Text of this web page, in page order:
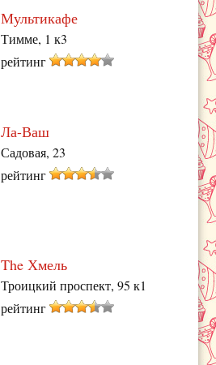
Мультикафе
Тимме, 1 к3
рейтинг
Ла-Ваш
Садовая, 23
рейтинг
The Хмель
Троицкий проспект, 95 к1
рейтинг